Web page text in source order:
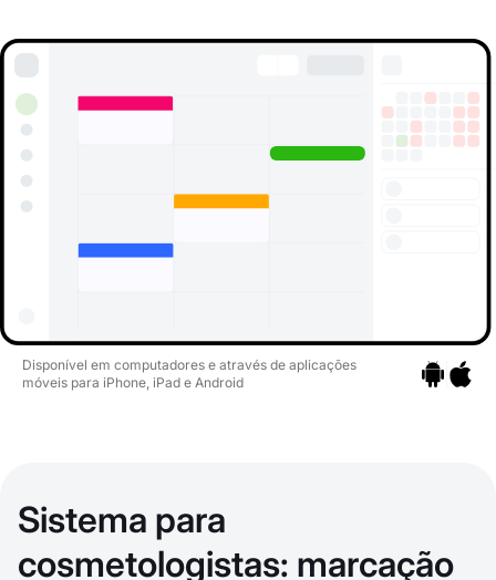
Disponível em computadores e através de aplicações
móveis para iPhone, iPad e Android
Sistema para
cosmetologistas: marcação